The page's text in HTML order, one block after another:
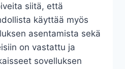
siitä, että
käyttää myös
asentamista sekä
on vastattu ja
sovelluksen